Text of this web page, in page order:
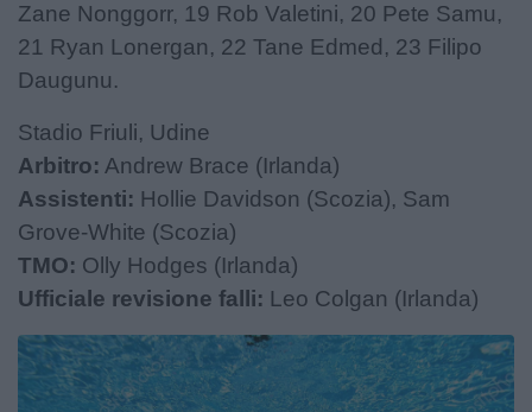
Zane Nonggorr, 19 Rob Valetini, 20 Pete Samu,
21 Ryan Lonergan, 22 Tane Edmed, 23 Filipo
Daugunu.
Stadio Friuli, Udine
Arbitro: Andrew Brace (Irlanda)
Assistenti: Hollie Davidson (Scozia), Sam
Grove-White (Scozia)
TMO: Olly Hodges (Irlanda)
Ufficiale revisione falli: Leo Colgan (Irlanda)